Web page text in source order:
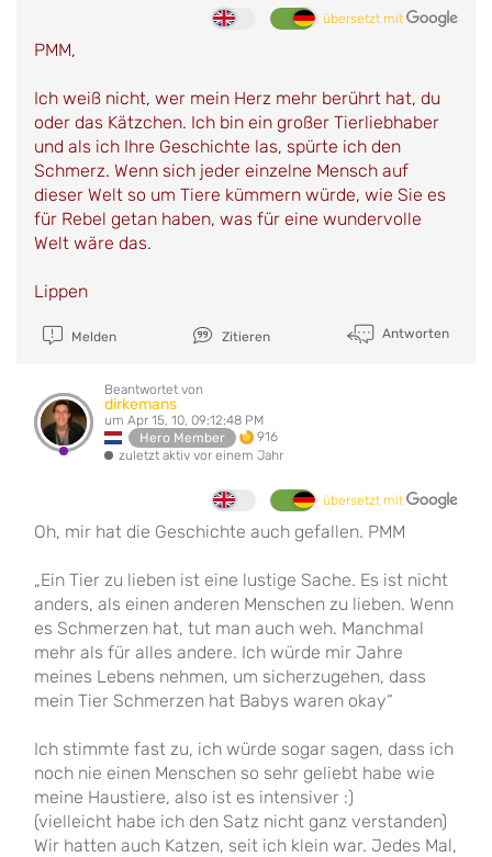
übersetzt mit
PMM,
Ich weiß nicht, wer mein Herz mehr berührt hat, du
oder das Kätzchen. Ich bin ein großer Tierliebhaber
und als ich Ihre Geschichte las, spürte ich den
Schmerz. Wenn sich jeder einzelne Mensch auf
dieser Welt so um Tiere kümmern würde, wie Sie es
für Rebel getan haben, was für eine wundervolle
Welt wäre das.
Lippen
Melden Zitieren Antworten
Beantwortet von
dirkemans
um Apr 15, 10, 09:12:48 PM
Hero Member
916
zuletzt aktiv vor einem Jahr
übersetzt mit
Oh, mir hat die Geschichte auch gefallen. PMM
„Ein Tier zu lieben ist eine lustige Sache. Es ist nicht
anders, als einen anderen Menschen zu lieben. Wenn
es Schmerzen hat, tut man auch weh. Manchmal
mehr als für alles andere. Ich würde mir Jahre
meines Lebens nehmen, um sicherzugehen, dass
mein Tier Schmerzen hat Babys waren okay“
Ich stimmte fast zu, ich würde sogar sagen, dass ich
noch nie einen Menschen so sehr geliebt habe wie
meine Haustiere, also ist es intensiver :)
(vielleicht habe ich den Satz nicht ganz verstanden)
Wir hatten auch Katzen, seit ich klein war. Jedes Mal,